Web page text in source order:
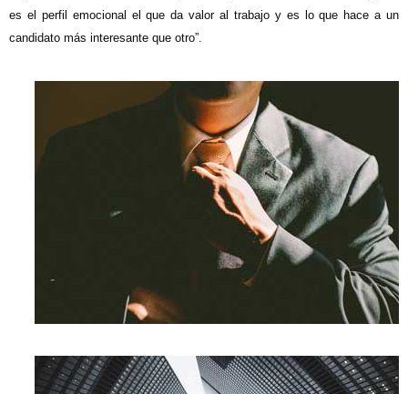
es el perfil emocional el que da valor al trabajo y es lo que hace a un
candidato más interesante que otro”.